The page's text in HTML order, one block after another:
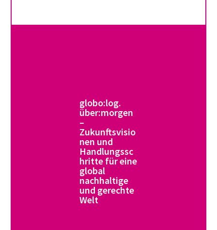
globo:log.
über:morgen
–
Zukunftsvisio
nen und
Handlungssc
hritte für eine
global
nachhaltige
und gerechte
Welt